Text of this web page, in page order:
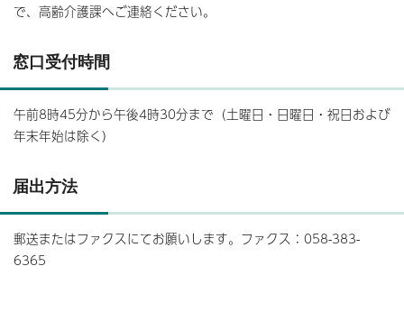
で、高齢介護課へご連絡ください。
窓口受付時間
午前8時45分から午後4時30分まで（土曜日・日曜日・祝日および
年末年始は除く）
届出方法
郵送またはファクスにてお願いします。ファクス：058-383-
6365